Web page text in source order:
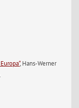
, Hans-Werner